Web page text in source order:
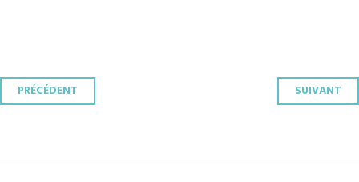
Navigation
PRÉCÉDENT SUIVANT